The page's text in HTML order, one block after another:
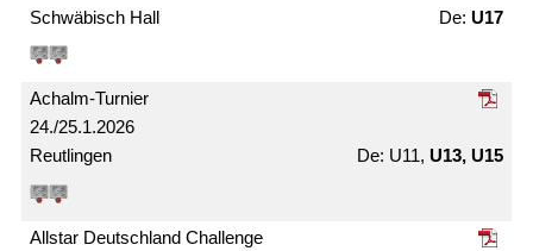
Schwäbisch Hall U17
24./25.1.2026
Achalm-Turnier
Reutlingen U11, U13, U15
Allstar Deutschland Challenge